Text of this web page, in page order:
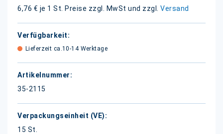
Informationen
6,76 € je 1 St. Preise zzgl. MwSt und zzgl. Versand
Lieferzeit ca.10-14 Werktage
35-2115
15 St.